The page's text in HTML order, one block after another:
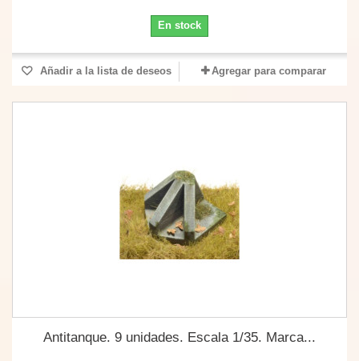
En stock
Añadir a la lista de deseos Agregar para comparar
Antitanque. 9 unidades. Escala 1/35. Marca...